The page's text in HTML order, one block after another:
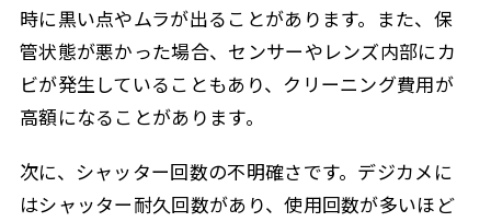
時に黒い点やムラが出ることがあります。また、保
管状態が悪かった場合、センサーやレンズ内部にカ
ビが発生していることもあり、クリーニング費用が
高額になることがあります。
次に、シャッター回数の不明確さです。デジカメに
はシャッター耐久回数があり、使用回数が多いほど